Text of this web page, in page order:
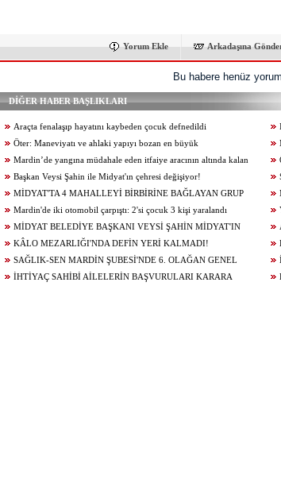
Yorum Ekle Arkadaşına
Bu habere henüz
DİĞER HABER BAŞLIKLARI
Araçta fenalaşıp hayatını kaybeden çocuk defnedildi
geçti
Öter: Maneviyatı ve ahlaki yapıyı bozan en büyük
olumsuzluklardan biri de sanal kumardır
Mardin’de yangına müdahale eden itfaiye aracının altında kalan
itfaiye eri öldü
Başkan Veysi Şahin ile Midyat'ın çehresi değişiyor!
MİDYAT'TA 4 MAHALLEYİ BİRBİRİNE BAĞLAYAN GRUP
YOLU YENİLENDİ
Mardin'de iki otomobil çarpıştı: 2'si çocuk 3 kişi yaralandı
MİDYAT BELEDİYE BAŞKANI VEYSİ ŞAHİN MİDYAT'IN
GELECEĞİ İÇİN ÇALIŞIYOR...
KÂLO MEZARLIĞI'NDA DEFİN YERİ KALMADI!
SAĞLIK-SEN MARDİN ŞUBESİ'NDE 6. OLAĞAN GENEL
KURUL HEYECANI YAŞANIYOR!
İHTİYAÇ SAHİBİ AİLELERİN BAŞVURULARI KARARA